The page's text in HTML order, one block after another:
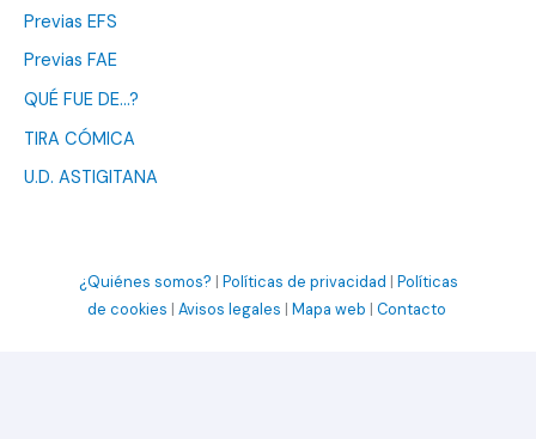
Previas EFS
Previas FAE
QUÉ FUE DE…?
TIRA CÓMICA
U.D. ASTIGITANA
¿Quiénes somos? | Políticas de privacidad | Políticas
de cookies | Avisos legales | Mapa web | Contacto